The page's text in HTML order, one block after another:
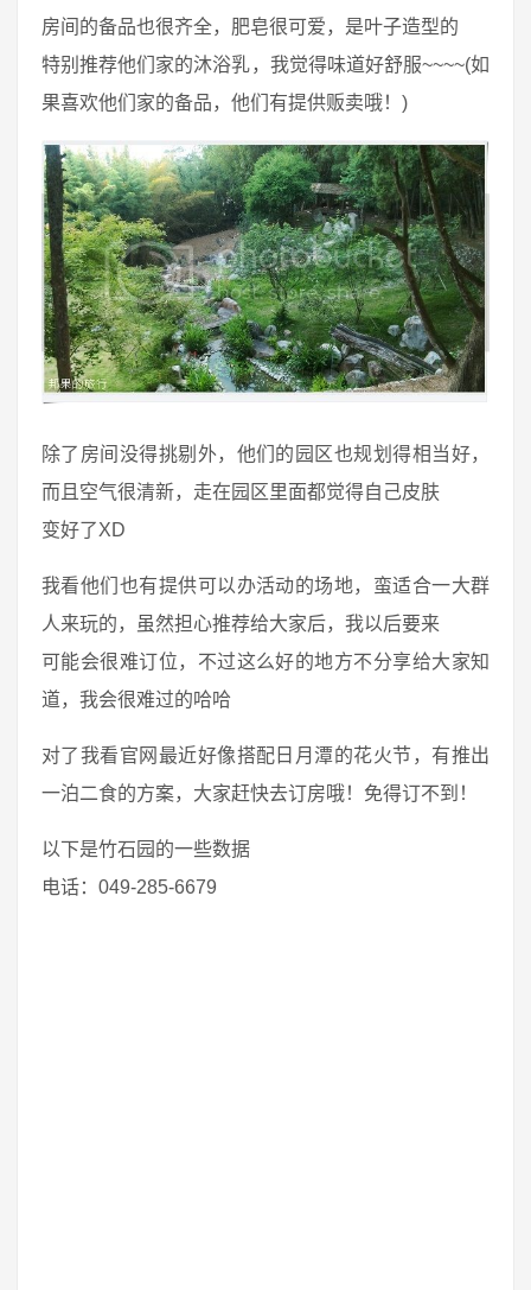
房间的备品也很齐全，肥皂很可爱，是叶子造型的
特别推荐他们家的沐浴乳，我觉得味道好舒服~~~~(如
果喜欢他们家的备品，他们有提供贩卖哦！)
除了房间没得挑剔外，他们的园区也规划得相当好，
而且空气很清新，走在园区里面都觉得自己皮肤
变好了XD
我看他们也有提供可以办活动的场地，蛮适合一大群
人来玩的，虽然担心推荐给大家后，我以后要来
可能会很难订位，不过这么好的地方不分享给大家知
道，我会很难过的哈哈
对了我看官网最近好像搭配日月潭的花火节，有推出
一泊二食的方案，大家赶快去订房哦！免得订不到！
以下是竹石园的一些数据
电话：049-285-6679